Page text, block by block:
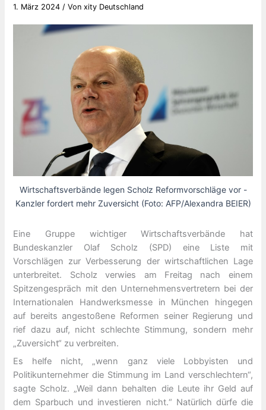
1. März 2024 / Vonxity Deutschland
Wirtschaftsverbände legen Scholz Reformvorschläge vor -
Kanzler fordert mehr Zuversicht (Foto: AFP/Alexandra BEIER)
Eine Gruppe wichtiger Wirtschaftsverbände hat
Bundeskanzler Olaf Scholz (SPD) eine Liste mit
Vorschlägen zur Verbesserung der wirtschaftlichen Lage
unterbreitet. Scholz verwies am Freitag nach einem
Spitzengespräch mit den Unternehmensvertretern bei der
Internationalen Handwerksmesse in München hingegen
auf bereits angestoßene Reformen seiner Regierung und
rief dazu auf, nicht schlechte Stimmung, sondern mehr
„Zuversicht“ zu verbreiten.
Es helfe nicht, „wenn ganz viele Lobbyisten und
Politikunternehmer die Stimmung im Land verschlechtern“,
sagte Scholz. „Weil dann behalten die Leute ihr Geld auf
dem Sparbuch und investieren nicht.“ Natürlich dürfe die